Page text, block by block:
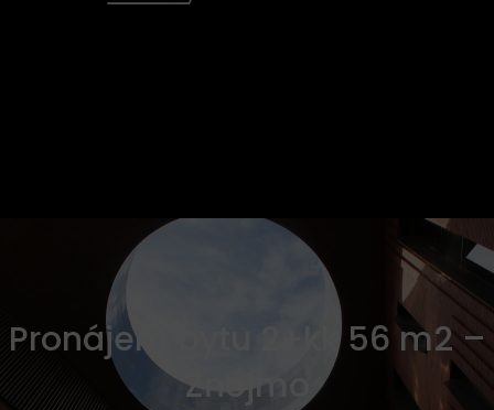
Pronájem bytu 2+kk 56 m2 –
Znojmo